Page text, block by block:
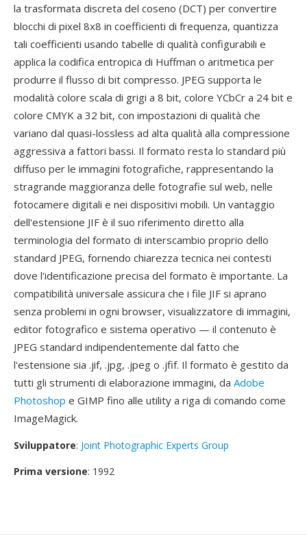
la trasformata discreta del coseno (DCT) per convertire
blocchi di pixel 8x8 in coefficienti di frequenza, quantizza
tali coefficienti usando tabelle di qualità configurabili e
applica la codifica entropica di Huffman o aritmetica per
produrre il flusso di bit compresso. JPEG supporta le
modalità colore scala di grigi a 8 bit, colore YCbCr a 24 bit e
colore CMYK a 32 bit, con impostazioni di qualità che
variano dal quasi-lossless ad alta qualità alla compressione
aggressiva a fattori bassi. Il formato resta lo standard più
diffuso per le immagini fotografiche, rappresentando la
stragrande maggioranza delle fotografie sul web, nelle
fotocamere digitali e nei dispositivi mobili. Un vantaggio
dell'estensione JIF è il suo riferimento diretto alla
terminologia del formato di interscambio proprio dello
standard JPEG, fornendo chiarezza tecnica nei contesti
dove l'identificazione precisa del formato è importante. La
compatibilità universale assicura che i file JIF si aprano
senza problemi in ogni browser, visualizzatore di immagini,
editor fotografico e sistema operativo — il contenuto è
JPEG standard indipendentemente dal fatto che
l'estensione sia .jif, .jpg, .jpeg o .jfif. Il formato è gestito da
tutti gli strumenti di elaborazione immagini, da Adobe
Photoshop e GIMP fino alle utility a riga di comando come
ImageMagick.
Sviluppatore: Joint Photographic Experts Group
Prima versione: 1992